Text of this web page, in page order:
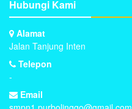
Hubungi Kami
Alamat
Jalan Tanjung Inten
Telepon
-
Email